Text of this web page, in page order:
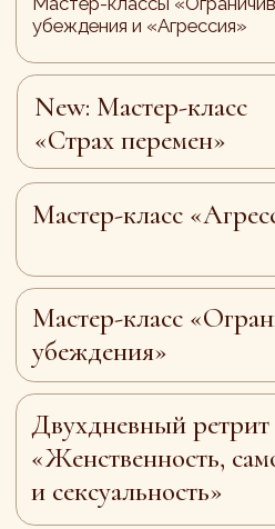
Мастер-класс «Тело помнит всё»
Мастер-класс «Сепарация –
Мастер-класс «Изобилие и
деньги по-женски»
Мастер-класс «Физическое
и психологическое здововье»
Двухдневный ретрит
«Женственность, самость
и сексуальность»
Мастер-класс «Как распознать в
себе невротика и исцелить его.
Панические атаки»